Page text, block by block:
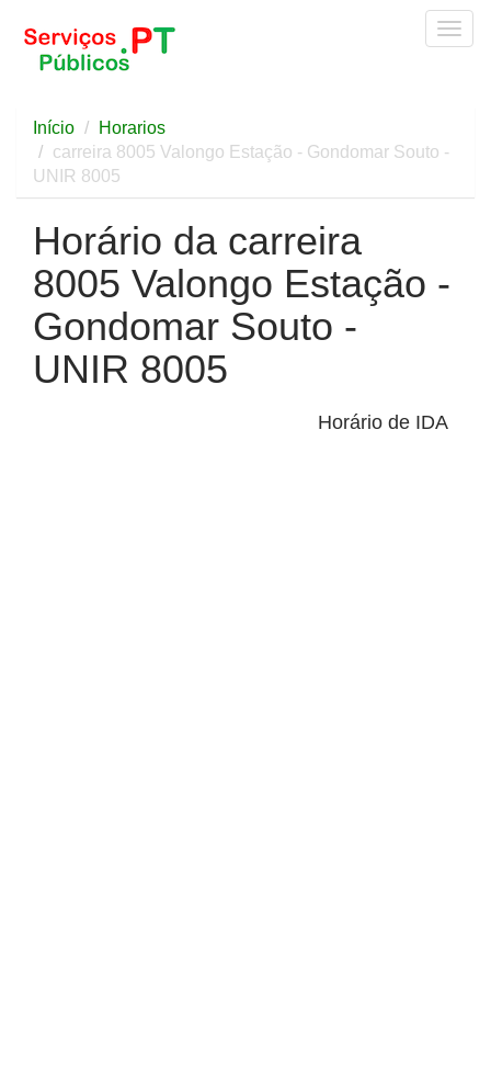
Início
Horarios
carreira 8005 Valongo Estação - Gondomar Souto -
UNIR 8005
Horário da carreira
8005 Valongo Estação -
Gondomar Souto -
UNIR 8005
Horário de IDA